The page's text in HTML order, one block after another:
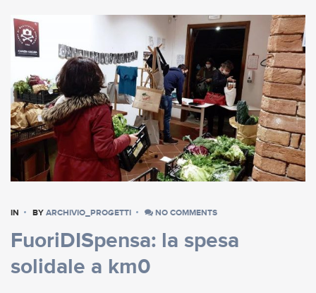
IN BY ARCHIVIO_PROGETTI NO COMMENTS
FuoriDISpensa: la spesa
solidale a km0